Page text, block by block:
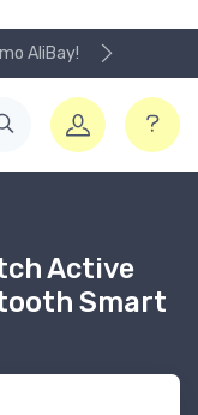
AliBay!
Active
Smart